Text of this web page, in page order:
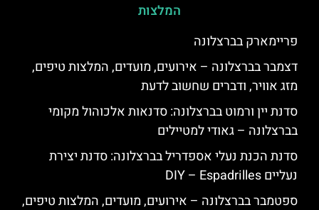
המלצות
פריימארק בברצלונה
דצמבר בברצלונה – אירועים, מועדים, המלצות טיפים,
מזג אוויר, ודברים שחשוב לדעת
סדנת יין ורמוט בברצלונה: סדנאות אלכוהול מקומי
בברצלונה – גאודי למטיילים
סדנת הכנת נעלי אספדריל בברצלונה: סדנת יצירת
נעליים DIY – Espadrilles
ספטמבר בברצלונה – אירועים, מועדים, המלצות טיפים,